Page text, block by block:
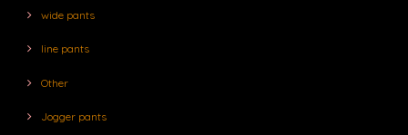
wide pants
line pants
Other
Jogger pants